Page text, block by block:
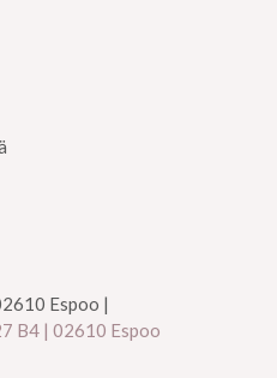
Espoo |
B4 | 02610 Espoo